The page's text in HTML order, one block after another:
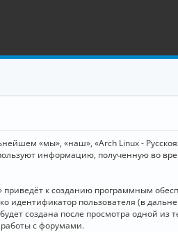
«мы», «наш», «Arch Linux -
информацию, полученную во
к созданию программным
идентификатор пользователя (в
создана после просмотра одной из
с форумами.